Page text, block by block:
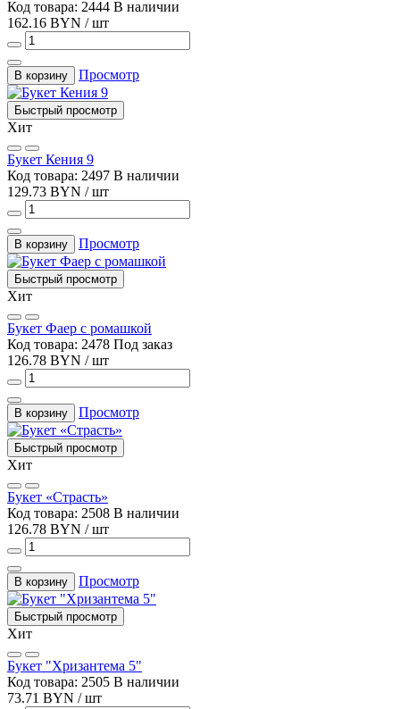
Код товара: 2444 В наличии
162.16 BYN / шт
В корзину Просмотр
Быстрый просмотр
Хит
Букет Кения 9
Код товара: 2497 В наличии
129.73 BYN / шт
В корзину Просмотр
Быстрый просмотр
Хит
Букет Фаер с ромашкой
Код товара: 2478 Под заказ
126.78 BYN / шт
В корзину Просмотр
Быстрый просмотр
Хит
Букет «Страсть»
Код товара: 2508 В наличии
126.78 BYN / шт
В корзину Просмотр
Быстрый просмотр
Хит
Букет "Хризантема 5"
Код товара: 2505 В наличии
73.71 BYN / шт